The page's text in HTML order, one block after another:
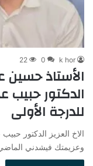
k hor
0
22
الأستاذ
الدكتور
للدرجة الأولى
الاخ العزيز الدكتور
وعزيمتك فيشدني